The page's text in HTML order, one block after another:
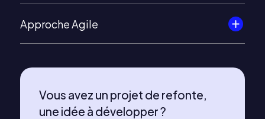
Approche Agile
Vous avez un projet de refonte,
une idée à développer ?